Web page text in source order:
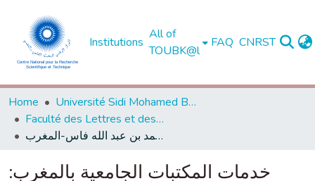
Institutions
All of
TOUBK@l
FAQ CNRST
Home
Université Sidi Mohamed Ben Abdellah de Fès
Faculté des Lettres et des Sciences Humaines - Dhar El Mahraz - Fès
خدمات المكتبات الجامعية بالمغرب: دراسة ميدانية في أفق الجودة الشاملة، نماذج من مكتبات جامعة سيدي محمد بن عبد الله فاس-المغرب
خدمات المكتبات الجامعية بالمغرب: